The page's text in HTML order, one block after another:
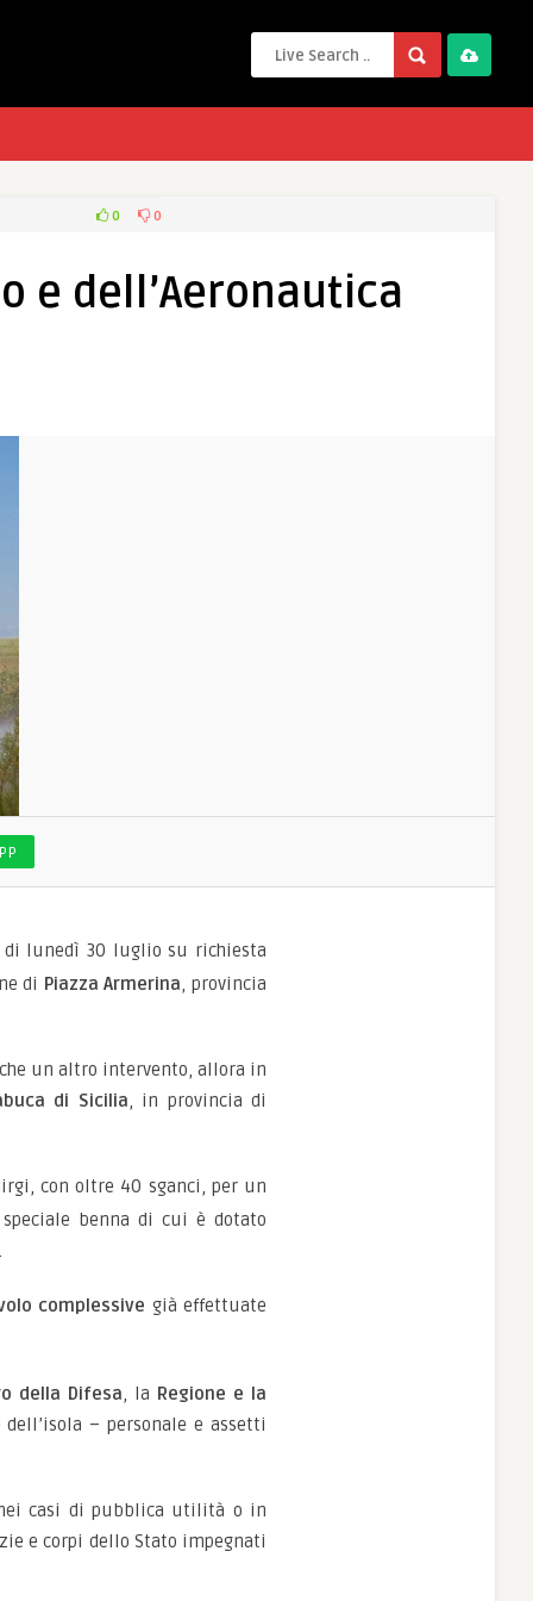
0 0
e dell’Aeronautica
di lunedì 30 luglio su richiesta
di Piazza Armerina, provincia
un altro intervento, allora in
di Sicilia, in provincia di
con oltre 40 sganci, per un
benna di cui è dotato
complessive già effettuate
della Difesa, la Regione e la
– personale e assetti
casi di pubblica utilità o in
e corpi dello Stato impegnati